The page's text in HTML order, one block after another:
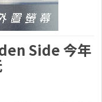
Side 今年